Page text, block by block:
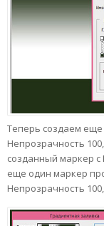
Теперь создаем
Непрозрачность
созданный маркер
еще один маркер
Непрозрачность